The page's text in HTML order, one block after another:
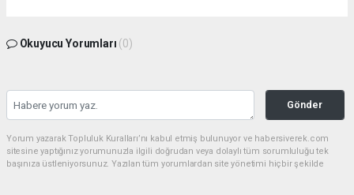
Okuyucu Yorumları (0)
Gönder
Yorum yazarak Topluluk Kuralları’nı kabul etmiş bulunuyor ve habersiverek.com
sitesine yaptığınız yorumunuzla ilgili doğrudan veya dolaylı tüm sorumluluğu tek
başınıza üstleniyorsunuz. Yazılan tüm yorumlardan site yönetimi hiçbir şekilde